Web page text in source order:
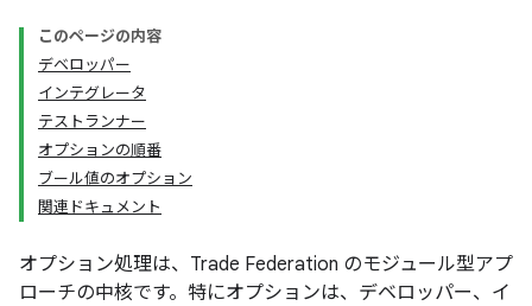
このページの内容
デベロッパー
インテグレータ
テストランナー
オプションの順番
ブール値のオプション
関連ドキュメント
オプション処理は、Trade Federation のモジュール型アプ
ローチの中核です。特にオプションは、デベロッパー、イ